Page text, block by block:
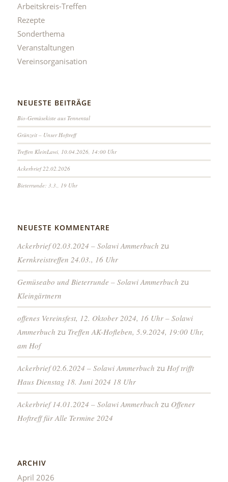
Arbeitskreis-Treffen
Rezepte
Sonderthema
Veranstaltungen
Vereinsorganisation
NEUESTE BEITRÄGE
Bio-Gemüsekiste aus Tennental
Grünzeit – Unser Hoftreff
Treffen KleinLawi, 10.04.2026, 14:00 Uhr
Ackerbrief 22.02.2026
Bieterrunde: 3.3., 19 Uhr
NEUESTE KOMMENTARE
Ackerbrief 02.03.2024 – Solawi Ammerbuch zu
Kernkreistreffen 24.03., 16 Uhr
Gemüseabo und Bieterrunde – Solawi Ammerbuch zu
Kleingärtnern
offenes Vereinsfest, 12. Oktober 2024, 16 Uhr – Solawi
Ammerbuch zu Treffen AK-Hofleben, 5.9.2024, 19:00 Uhr,
am Hof
Ackerbrief 02.6.2024 – Solawi Ammerbuch zu Hof trifft
Haus Dienstag 18. Juni 2024 18 Uhr
Ackerbrief 14.01.2024 – Solawi Ammerbuch zu Offener
Hoftreff für Alle Termine 2024
ARCHIV
April 2026